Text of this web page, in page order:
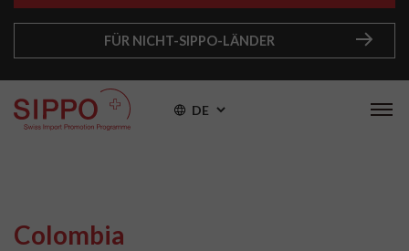
FÜR NICHT-SIPPO-LÄNDER
DE
Colombia